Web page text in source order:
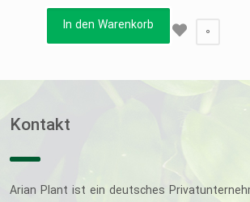
In den Warenkorb 0
Kontakt
Arian Plant ist ein deutsches